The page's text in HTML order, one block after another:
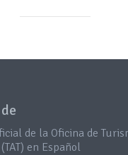
de la Oficina de
en Español